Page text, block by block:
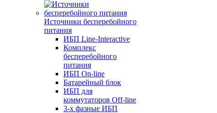
Источники бесперебойного
питания
ИБП Line-Interactive
Комплекс
бесперебойного
питания
ИБП On-line
Батарейный блок
ИБП для
коммутаторов Off-line
3-х фазные ИБП